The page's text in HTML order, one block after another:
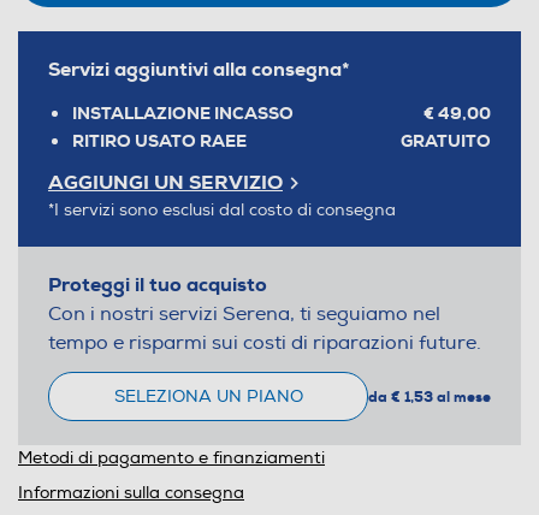
Servizi aggiuntivi alla consegna*
INSTALLAZIONE INCASSO
€ 49,00
RITIRO USATO RAEE
GRATUITO
AGGIUNGI UN SERVIZIO
*I servizi sono esclusi dal costo di consegna
Proteggi il tuo acquisto
Con i nostri servizi Serena, ti seguiamo nel
tempo e risparmi sui costi di riparazioni future.
SELEZIONA UN PIANO da € 1,53 al mese
Metodi di pagamento e finanziamenti
Informazioni sulla consegna